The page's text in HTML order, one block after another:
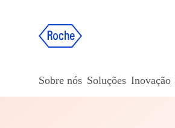
Sobre nós Soluções Inovação